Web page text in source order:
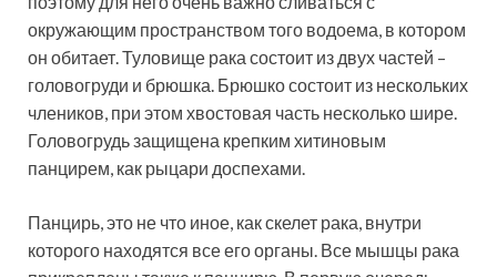
окружающим пространством того водоема, в котором
он обитает. Туловище рака состоит из двух частей –
головогруди и брюшка. Брюшко состоит из нескольких
члеников, при этом хвостовая часть несколько шире.
Головогрудь защищена крепким хитиновым
панцирем, как рыцари доспехами.
Панцирь, это не что иное, как скелет рака, внутри
которого находятся все его органы. Все мышцы рака